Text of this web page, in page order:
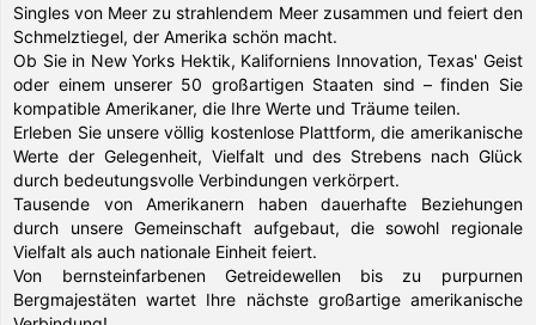
Singles von Meer zu strahlendem Meer zusammen und feiert den
Schmelztiegel, der Amerika schön macht.
Ob Sie in New Yorks Hektik, Kaliforniens Innovation, Texas' Geist
oder einem unserer 50 großartigen Staaten sind – finden Sie
kompatible Amerikaner, die Ihre Werte und Träume teilen.
Erleben Sie unsere völlig kostenlose Plattform, die amerikanische
Werte der Gelegenheit, Vielfalt und des Strebens nach Glück
durch bedeutungsvolle Verbindungen verkörpert.
Tausende von Amerikanern haben dauerhafte Beziehungen
durch unsere Gemeinschaft aufgebaut, die sowohl regionale
Vielfalt als auch nationale Einheit feiert.
Von bernsteinfarbenen Getreidewellen bis zu purpurnen
Bergmajestäten wartet Ihre nächste großartige amerikanische